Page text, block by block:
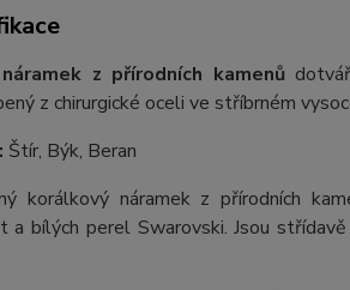
z přírodních kamenů
z chirurgické oceli ve stříbrném
Štír, Býk, Beran
korálkový náramek z přírodních
a bílých perel Swarovski. Jsou